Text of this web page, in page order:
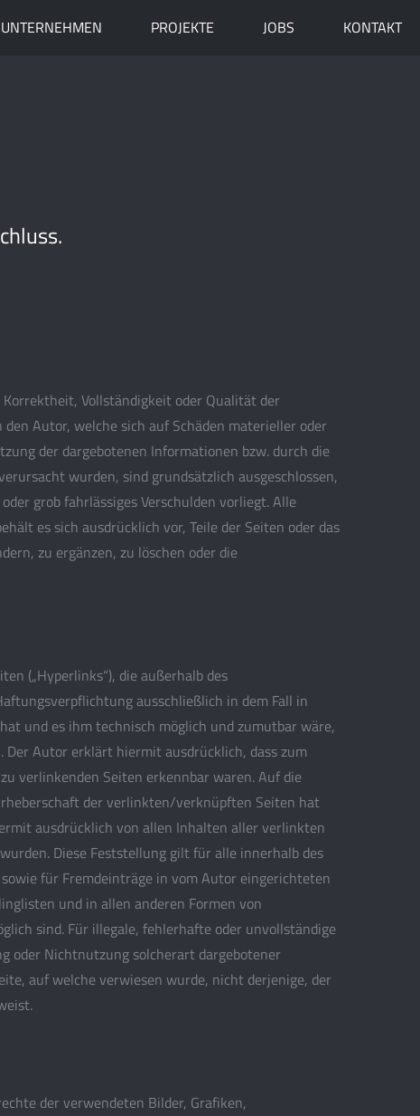
UNTERNEHMEN PROJEKTE JOBS KONTAKT
Vollständigkeit oder Qualität der
Autor, welche sich auf Schäden materieller oder
der dargebotenen Informationen bzw. durch die
wurden, sind grundsätzlich ausgeschlossen,
grob fahrlässiges Verschulden vorliegt. Alle
es sich ausdrücklich vor, Teile der Seiten oder das
zu ergänzen, zu löschen oder die
(„Hyperlinks“), die außerhalb des
ausschließlich in dem Fall in
und es ihm technisch möglich und zumutbar wäre,
Autor erklärt hiermit ausdrücklich, dass zum
verlinkenden Seiten erkennbar waren. Auf die
der verlinkten/verknüpften Seiten hat
ausdrücklich von allen Inhalten aller verlinkten
Diese Feststellung gilt für alle innerhalb des
für Fremdeinträge in vom Autor eingerichteten
und in allen anderen Formen von
sind. Für illegale, fehlerhafte oder unvollständige
oder Nichtnutzung solcherart dargebotener
auf welche verwiesen wurde, nicht derjenige, der
der verwendeten Bilder, Grafiken,